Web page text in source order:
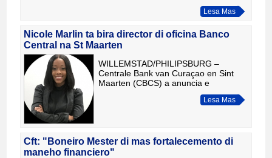
Lesa Mas
Nicole Marlin ta bira director di oficina Banco
Central na St Maarten
WILLEMSTAD/PHILIPSBURG –
Centrale Bank van Curaçao en Sint
Maarten (CBCS) a anuncia e
nombramento di Sra. Nicole Marlin
como Director di su oficina na Sint
Lesa Mas
Cft: "Boneiro Mester di mas fortalecemento di
maneho financiero"